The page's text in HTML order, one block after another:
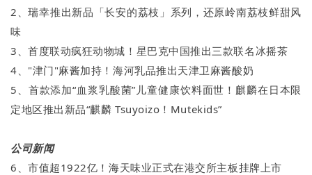
2、瑞幸推出新品「长安的荔枝」系列，还原岭南荔枝鲜甜风
味
3、首度联动疯狂动物城！星巴克中国推出三款联名冰摇茶
4、"津门"麻酱加持！海河乳品推出天津卫麻酱酸奶
5、首款添加“血浆乳酸菌”儿童健康饮料面世！麒麟在日本限
定地区推出新品“麒麟 Tsuyoizo！Mutekids”
公司新闻
6、市值超1922亿！海天味业正式在港交所主板挂牌上市